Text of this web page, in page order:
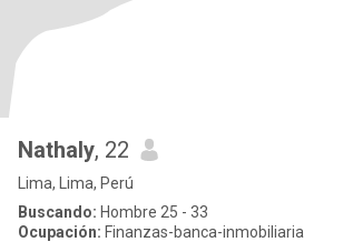
Nathaly, 22
Lima, Lima, Perú
Buscando: Hombre 25 - 33
Ocupación: Finanzas-banca-inmobiliaria